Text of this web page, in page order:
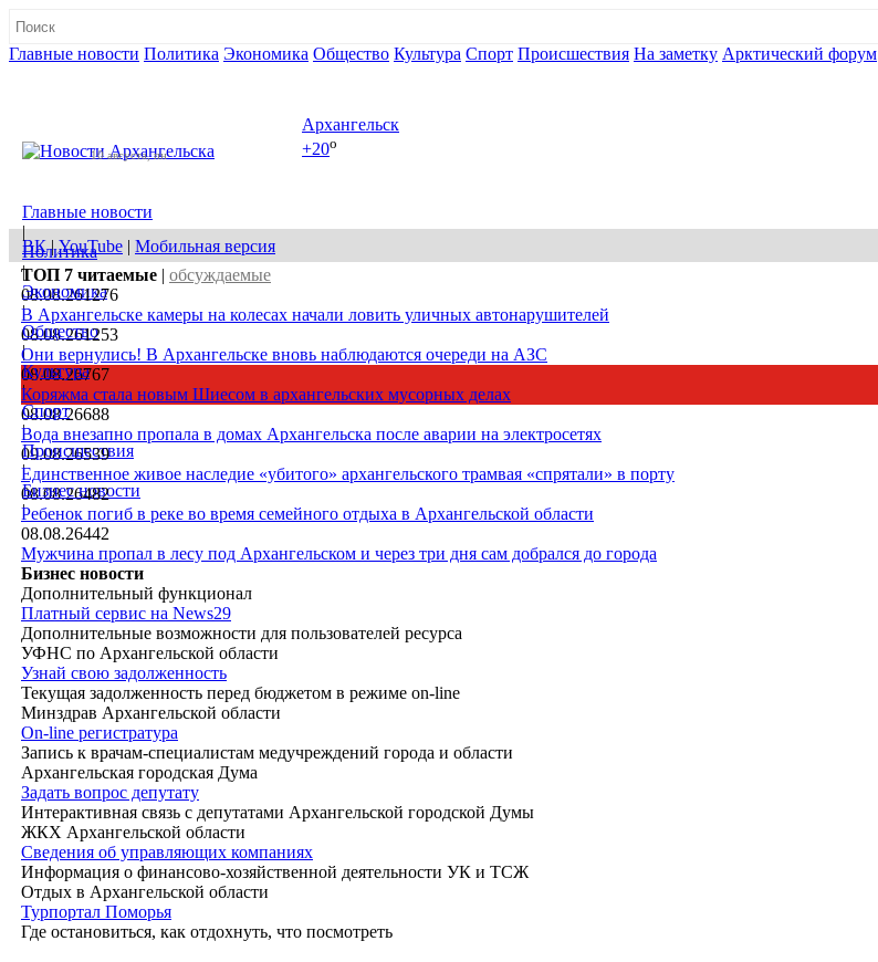
Главные новости Политика Экономика Общество Культура Спорт Происшествия На заметку Арктический форум
10 августа, пн
Архангельск
+20o
Главные новости
|
Политика
|
Экономика
|
Общество
|
Культура
|
Спорт
|
Происшествия
|
Бизнес новости
|
ВК|YouTube | Мобильная версия
ТОП 7 читаемые | обсуждаемые
08.08.261276
В Архангельске камеры на колесах начали ловить уличных автонарушителей
08.08.261253
Они вернулись! В Архангельске вновь наблюдаются очереди на АЗС
08.08.26767
Коряжма стала новым Шиесом в архангельских мусорных делах
08.08.26688
Вода внезапно пропала в домах Архангельска после аварии на электросетях
09.08.26539
Единственное живое наследие «убитого» архангельского трамвая «спрятали» в порту
08.08.26482
Ребенок погиб в реке во время семейного отдыха в Архангельской области
08.08.26442
Мужчина пропал в лесу под Архангельском и через три дня сам добрался до города
Бизнес новости
Дополнительный функционал
Платный сервис на News29
Дополнительные возможности для пользователей ресурса
УФНС по Архангельской области
Узнай свою задолженность
Текущая задолженность перед бюджетом в режиме on-line
Минздрав Архангельской области
On-line регистратура
Запись к врачам-специалистам медучреждений города и области
Архангельская городская Дума
Задать вопрос депутату
Интерактивная связь с депутатами Архангельской городской Думы
ЖКХ Архангельской области
Сведения об управляющих компаниях
Информация о финансово-хозяйственной деятельности УК и ТСЖ
Отдых в Архангельской области
Турпортал Поморья
Где остановиться, как отдохнуть, что посмотреть